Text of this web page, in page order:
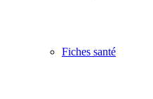
Fiches santé